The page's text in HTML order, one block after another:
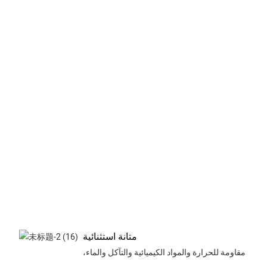
متانة استثنائية
مقاومة للحرارة والمواد الكيميائية والتآكل والماء،